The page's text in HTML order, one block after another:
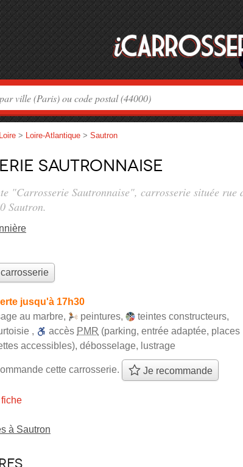
> Loire-Atlantique > Sautron
Sautronnaise
"Carrosserie Sautronnaise", carrosserie située rue
Sautron.
jusqu'à 17h30
au marbre, peintures, teintes constructeurs,
, accès PMR (parking, entrée adaptée, places
accessibles), débosselage, lustrage
cette carrosserie. Je recommande
à Sautron